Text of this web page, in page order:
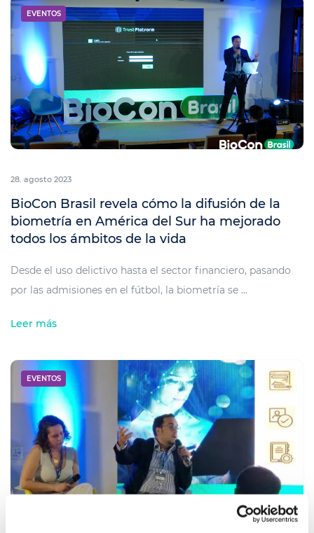
EVENTOS
28. agosto 2023
BioCon Brasil revela cómo la difusión de la
biometría en América del Sur ha mejorado
todos los ámbitos de la vida
Desde el uso delictivo hasta el sector financiero, pasando
por las admisiones en el fútbol, la biometría se ...
Leer más
EVENTOS